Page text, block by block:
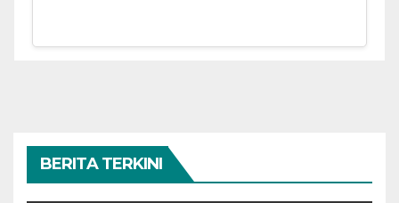
BERITA TERKINI